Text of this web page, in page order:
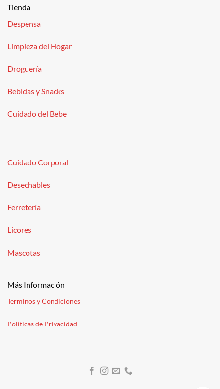
Tienda
Despensa
Limpieza del Hogar
Droguería
Bebidas y Snacks
Cuidado del Bebe
Cuidado Corporal
Desechables
Ferretería
Licores
Mascotas
Más Información
Terminos y Condiciones
Políticas de Privacidad